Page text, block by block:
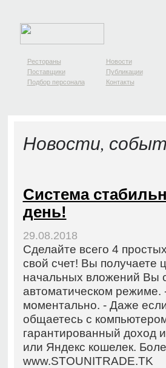
Рестораны
Новости
Поставщики
Публикации
Подбор персонала
Контакты
Новости,
Система
день!
29.08.2018
Сделайте всего 4
свой счет! Вы получаете
начальных вложений Вы
автоматическом режиме.
моментально. - Даже
общаетесь с
гарантированный доход
или Яндекс кошелек.
www.STOUNITRADE.TK